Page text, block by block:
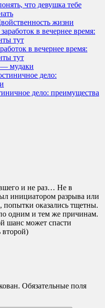
что девушка тебе
жизни
в вечернее время:
тут
мудаки
дело: преимущества
и не раз… Не в
инициатором разрыва или
попытки оказались тщетны.
одним и тем же причинам.
шанс может спасти
второй)
Обязательные поля